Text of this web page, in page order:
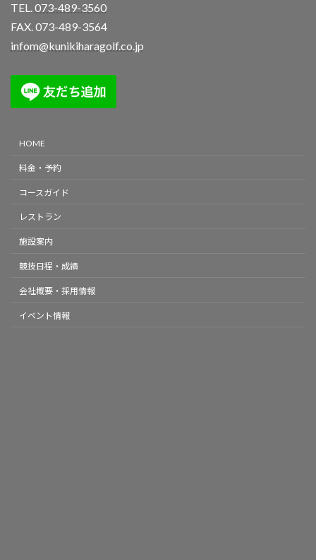
TEL.073-489-3560
FAX. 073-489-3564
infom@kunikiharagolf.co.jp
HOME
料金・予約
コースガイド
レストラン
施設案内
競技日程・成績
会社概要・採用情報
イベント情報